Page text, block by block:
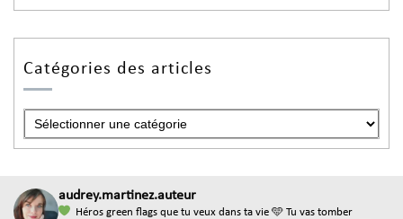
Catégories des articles
audrey.martinez.auteur
Héros green flags que tu veux dans ta vie 🩵 Tu vas tomber